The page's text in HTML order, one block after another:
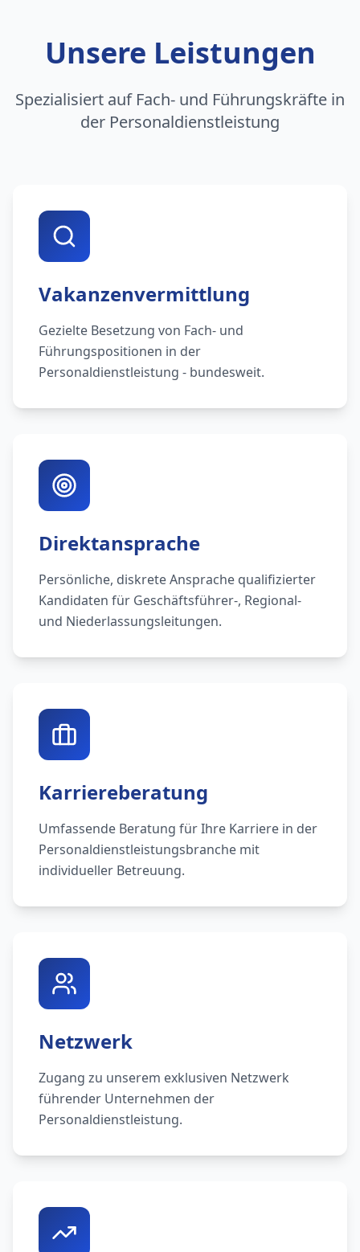
Unsere Leistungen
Spezialisiert auf Fach- und Führungskräfte in
der Personaldienstleistung
Vakanzenvermittlung
Gezielte Besetzung von Fach- und
Führungspositionen in der
Personaldienstleistung - bundesweit.
Direktansprache
Persönliche, diskrete Ansprache qualifizierter
Kandidaten für Geschäftsführer-, Regional-
und Niederlassungsleitungen.
Karriereberatung
Umfassende Beratung für Ihre Karriere in der
Personaldienstleistungsbranche mit
individueller Betreuung.
Netzwerk
Zugang zu unserem exklusiven Netzwerk
führender Unternehmen der
Personaldienstleistung.